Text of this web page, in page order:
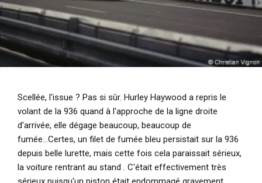
Scellée, l'issue ? Pas si sûr. Hurley Haywood a repris le
volant de la 936 quand à l'approche de la ligne droite
d'arrivée, elle dégage beaucoup, beaucoup de
fumée...Certes, un filet de fumée bleu persistait sur la 936
depuis belle lurette, mais cette fois cela paraissait sérieux,
la voiture rentrant au stand . C'était effectivement très